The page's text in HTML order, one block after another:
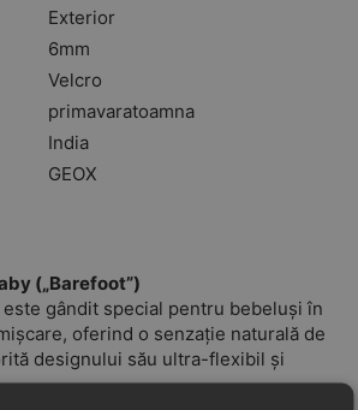
Exterior
6mm
Velcro
primavaratoamna
India
GEOX
(„Barefoot”)
gândit special pentru bebeluși în
oferind o senzație naturală de
designului său ultra-flexibil și